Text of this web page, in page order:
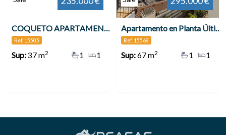
COQUETO APARTAMENTO DE UN DORMITORIO A 10 MINUTOS DE LA PLAYA , Benalmádena
Ref. 15505
Sup:37 m2 1
1
Apartamento en Planta Última, Benalmadena Costa
Ref. 15568
Sup:67 m2 1
1